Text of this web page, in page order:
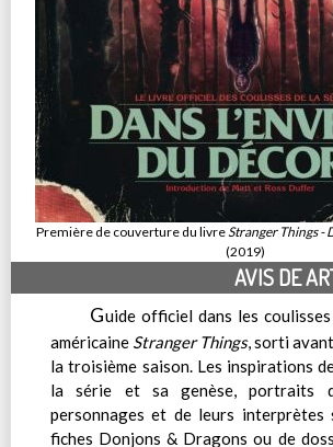
Première de couverture du livreStranger Things -
(2019)
AVIS DE
Guide officiel dans les
américaine Stranger Things, sorti
la troisième saison. Les inspirations
la série et sa genèse, portraits
personnages et de leurs interprètes
fiches Donjons & Dragons ou de